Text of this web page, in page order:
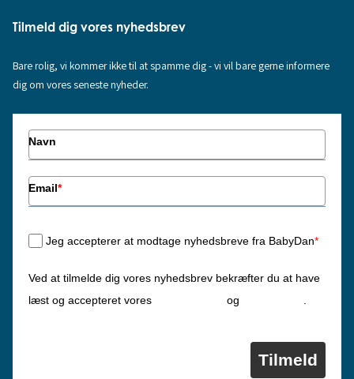
Tilmeld dig vores nyhedsbrev
Bare rolig, vi kommer ikke til at spamme dig - vi vil bare gerne informere
dig om vores seneste nyheder.
Navn
Email*
Jeg accepterer at modtage nyhedsbreve fra BabyDan*
Ved at tilmelde dig vores nyhedsbrev bekræfter du at have
læst og accepteret vores
og .
Tilmeld